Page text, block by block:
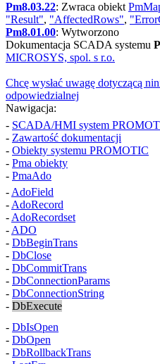
Pm8.03.22: Zwraca obiekt
"Result", "AffectedRows",
Pm8.01.00: Wytworzono
Dokumentacja SCADA systemu
MICROSYS, spol. s r.o.
Chcę wysłać uwagę dotyczącą
odpowiedzialnej
Nawigacja:
- SCADA/HMI system
- Zawartość dokumentacji
- Obiekty systemu PROMOTIC
- Pma obiekty
- PmaAdo
-AdoField
-AdoRecord
-AdoRecordset
-ADO
- DbBeginTrans
- DbClose
- DbCommitTrans
- DbConnectionParams
- DbConnectionString
- DbExecute
- DbIsOpen
- DbOpen
- DbRollbackTrans